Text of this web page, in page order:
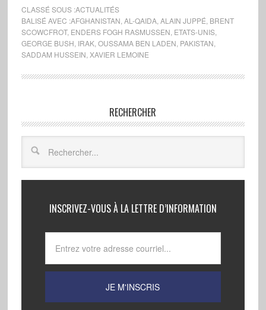
CLASSÉ SOUS :ACTUALITÉS
BALISÉ AVEC :AFGHANISTAN AL-QAIDA, ALAIN JUPPÉ BRENT
SCOWCFROT, ENDERS FOGH RASMUSSEN ETATS-UNIS,
GEORGE BUSH IRAK, OUSSAMA BEN LADEN PAKISTAN
SADDAM HUSSEIN XAVIER LEMOINE
RECHERCHER
INSCRIVEZ-VOUS À LA LETTRE D’INFORMATION